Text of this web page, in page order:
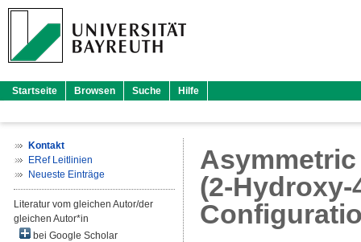
Startseite Browsen Suche Hilfe
Kontakt
ERef Leitlinien
Neueste Einträge
Literatur vom gleichen Autor/der
gleichen Autor*in
bei Google Scholar
(2-